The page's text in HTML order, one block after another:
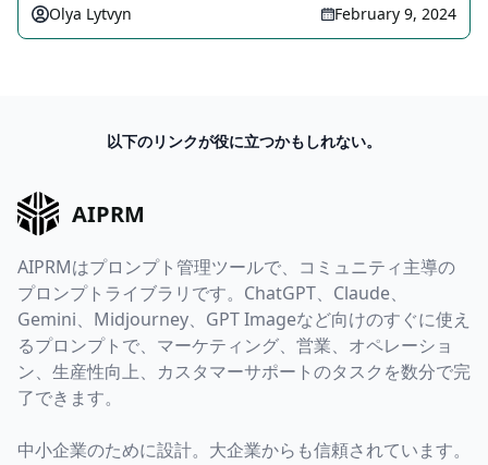
Olya Lytvyn February 9, 2024
以下のリンクが役に立つかもしれない。
AIPRM
AIPRMはプロンプト管理ツールで、コミュニティ主導の
プロンプトライブラリです。ChatGPT、Claude、
Gemini、Midjourney、GPT Imageなど向けのすぐに使え
るプロンプトで、マーケティング、営業、オペレーショ
ン、生産性向上、カスタマーサポートのタスクを数分で完
了できます。
中小企業のために設計。大企業からも信頼されています。